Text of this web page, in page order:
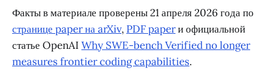
Факты в материале проверены 21 апреля 2026 года по
странице paper на arXiv, PDF paperи официальной
статье OpenAI Why SWE-bench Verified no longer
measures frontier coding capabilities.